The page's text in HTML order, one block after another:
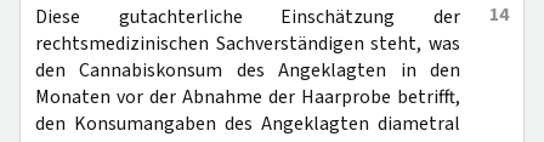
14
Diese gutachterliche Einschätzung der
rechtsmedizinischen Sachverständigen steht, was
den Cannabiskonsum des Angeklagten in den
Monaten vor der Abnahme der Haarprobe betrifft,
den Konsumangaben des Angeklagten diametral